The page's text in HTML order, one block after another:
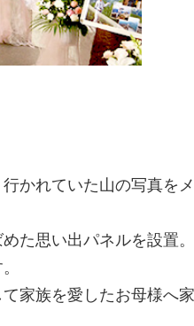
かれていた山の写真を
た思い出パネルを設置。
家族を愛したお母様へ